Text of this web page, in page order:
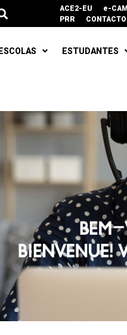
ACE2-EU e-
PRR
ESCOLAS ESTUDANTES